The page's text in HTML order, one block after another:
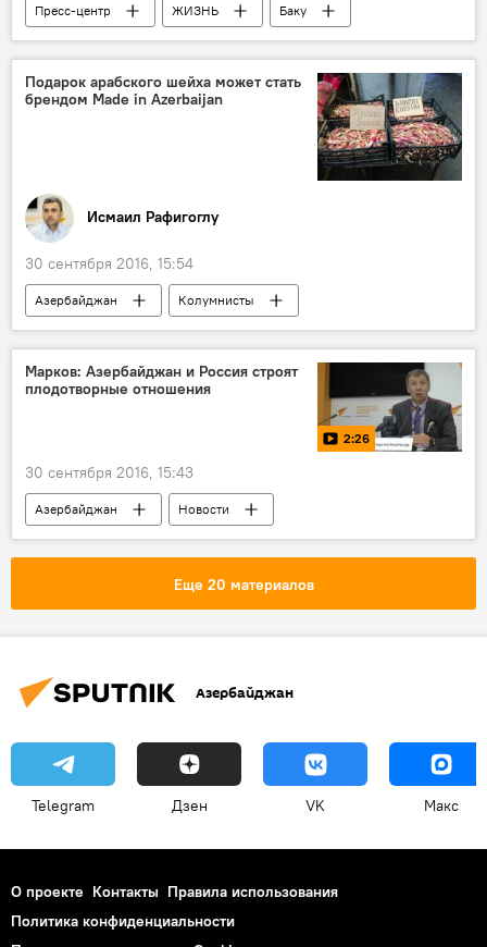
Пресс-центр ЖИЗНЬ
Баку
Шахлар Аскеров
Нусрет Исрафилов
Пресс-центр Sputnik
Подарок арабского шейха может стать
брендом Made in Azerbaijan
Исмаил Рафигоглу
30 сентября 2016, 15:54
Азербайджан
Колумнисты
Новости
Культура
Здоровье
ЖИЗНЬ
Абшеронский полуостров
Говсан
Лук
Марков: Азербайджан и Россия строят
плодотворные отношения
2:26
30 сентября 2016, 15:43
Азербайджан
Новости
МУЛЬТИМЕДИА
Видео
ЖИЗНЬ
Еще 20 материалов
Азербайджан
Telegram Дзен VK Макс
О проекте Контакты Правила использования
Политика конфиденциальности